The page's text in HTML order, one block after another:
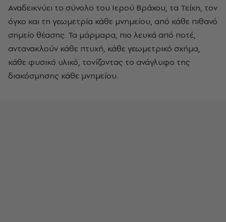
Αναδεικνύει το σύνολο του Ιερού Βράχου, τα Τείχη, τον
όγκο και τη γεωμετρία κάθε μνημείου, από κάθε πιθανό
σημείο θέασης. Τα μάρμαρα, πιο λευκά από ποτέ,
αντανακλούν κάθε πτυχή, κάθε γεωμετρικό σχήμα,
κάθε φυσικό υλικό, τονίζοντας το ανάγλυφο της
διακόσμησης κάθε μνημείου.